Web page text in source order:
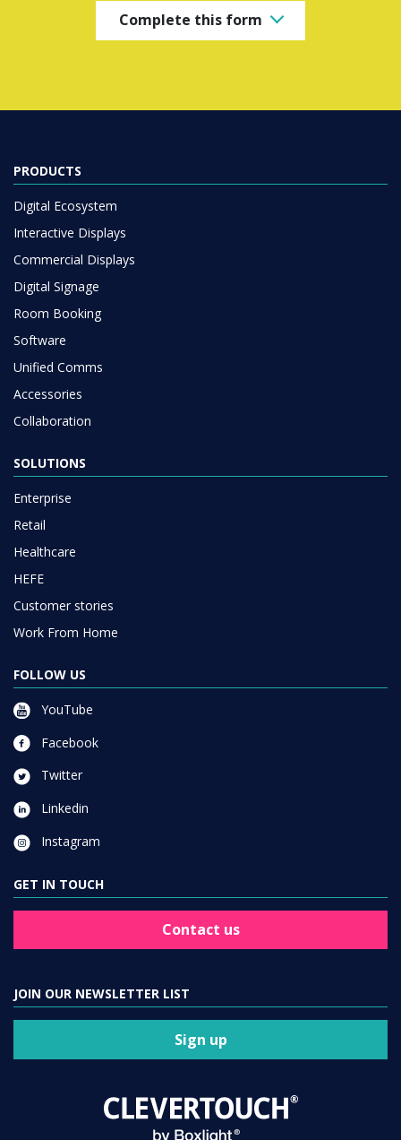
Complete this form
PRODUCTS
Digital Ecosystem
Interactive Displays
Commercial Displays
Digital Signage
Room Booking
Software
Unified Comms
Accessories
Collaboration
SOLUTIONS
Enterprise
Retail
Healthcare
HEFE
Customer stories
Work From Home
FOLLOW US
YouTube
Facebook
Twitter
Linkedin
Instagram
GET IN TOUCH
Contact us
JOIN OUR NEWSLETTER LIST
Sign up